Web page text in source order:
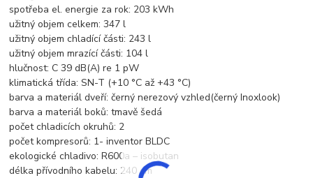
spotřeba el. energie za rok: 203 kWh
užitný objem celkem: 347 l
užitný objem chladící části: 243 l
užitný objem mrazící části: 104 l
hlučnost: C 39 dB(A) re 1 pW
klimatická třída: SN-T (+10 °C až +43 °C)
barva a materiál dveří: černý nerezový vzhled(černý Inoxlook)
barva a materiál boků: tmavě šedá
počet chladicích okruhů: 2
počet kompresorů: 1- inventor BLDC
ekologické chladivo: R600a – isobutan
délka přívodního kabelu: 240 cm